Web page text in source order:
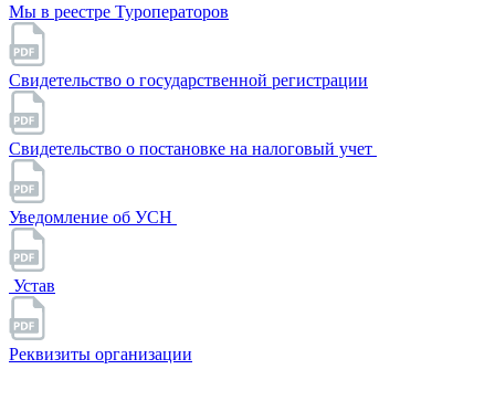
Мы в реестре Туроператоров
Свидетельство о государственной регистрации
Свидетельство о постановке на налоговый учет
Уведомление об УСН
Устав
Реквизиты организации